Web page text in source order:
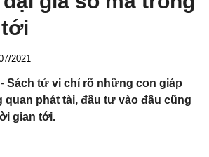
2021
- Sách tử vi chỉ rõ những con giáp
quan phát tài, đầu tư vào đâu cũng
gian tới.